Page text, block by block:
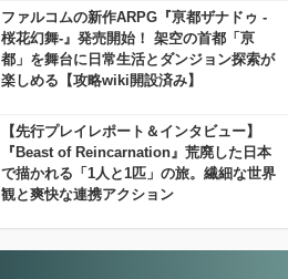
ファルコムの新作ARPG『亰都ザナドゥ -
桜花幻舞-』発売開始！ 架空の首都「亰
都」を舞台に日常生活とダンジョン探索が
楽しめる【攻略wiki開設済み】
【先行プレイレポート＆インタビュー】
『Beast of Reincarnation』荒廃した日本
で描かれる「1人と1匹」の旅。繊細な世界
観と爽快な連携アクション